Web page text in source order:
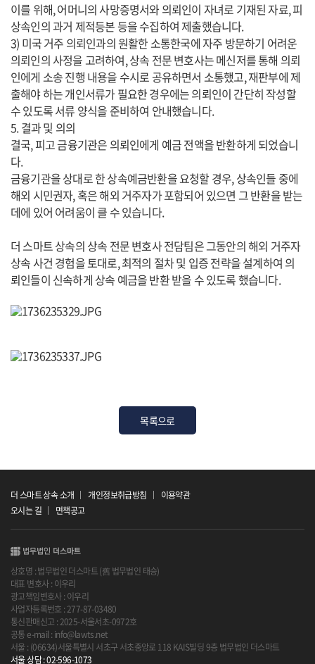
이를 위해, 어머니의 사망증명서와 의뢰인이 자녀로 기재된 자료, 피
상속인의 과거 제적등본 등을 수집하여 제출했습니다.
3) 미국 거주 의뢰인과의 원활한 소통한국에 자주 방문하기 어려운
의뢰인의 사정을 고려하여, 상속 전문 변호사는 메신저를 통해 의뢰
인에게 소송 진행 내용을 수시로 공유하면서 소통했고, 재판부에 제
출해야 하는 개인서류가 필요한 경우에는 의뢰인이 간단히 작성할
수 있도록 서류 양식을 준비하여 안내했습니다.
5. 결과 및 의의
결국, 피고 금융기관은 의뢰인에게 예금 전액을 반환하게 되었습니
다.
금융기관을 상대로 한 상속예금반환을 요청할 경우, 상속인들 중에
해외 시민권자, 혹은 해외 거주자가 포함되어 있으면 그 반환을 받는
데에 있어 어려움이 클 수 있습니다.
더 스마트 상속의 상속 전문 변호사 전담팀은 그동안의 해외 거주자
상속 사건 경험을 토대로, 최적의 절차 및 입증 전략을 설계하여 의
뢰인들이 신속하게 상속 예금을 반환 받을 수 있도록 했습니다.
목록으로
더 스마트 상속 소개 개인정보취급방침
이용약관
오시는 길
면책공고
상호명 : 법무법인 더스마트 (舊 법무법인 태승)
대표 변호사 : 이우리
광고책임변호사 : 이우리
사업자등록번호 : 277-87-03480
통신판매신고 : 2025-서울서초-0972호
공통 e-mail : info@lawts.net
서울 : (06634)서울특별시 서초구 서초중앙로 118 KAIS빌딩 9층 법무법인 더스마트
서울 상담 : 02-596-1073